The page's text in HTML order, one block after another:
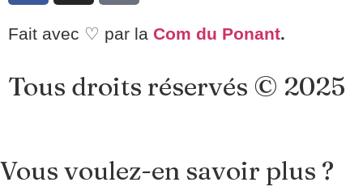
Fait avec ♡ par la Com du Ponant.
Tous droits réservés © 2025
Vous voulez-en savoir plus ?